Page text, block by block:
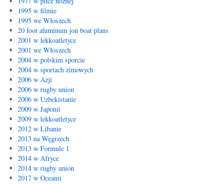
1995 w filmie
1995 we Włoszech
20 foot aluminum jon boat plans
2001 w lekkoatletyce
2001 we Włoszech
2004 w polskim sporcie
2004 w sportach zimowych
2006 w Azji
2006 w rugby union
2006 w Uzbekistanie
2009 w Japonii
2009 w lekkoatletyce
2012 w Libanie
2013 na Węgrzech
2013 w Formule 1
2014 w Afryce
2014 w rugby union
2017 w Oceanii